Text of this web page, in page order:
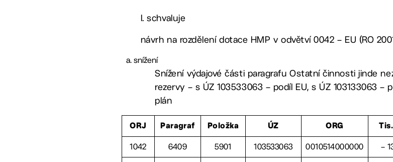
I. schvaluje
návrh na rozdělení dotace HMP v odvětví 0042 – EU (RO
snížení
Snížení výdajové části paragrafu Ostatní činnosti jinde
rezervy – s ÚZ 103533063 – podíl EU, s ÚZ 103133063 –
plán
ORJ Paragraf Položka ÚZ ORG
1042 6409 5901 103533063 0010514000000 –